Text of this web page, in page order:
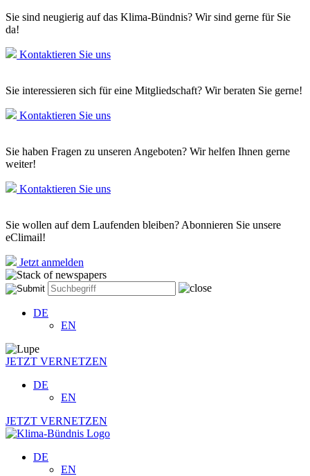
Sie sind neugierig auf das Klima-Bündnis? Wir sind gerne für Sie
da!
Kontaktieren Sie uns
Sie interessieren sich für eine Mitgliedschaft? Wir beraten Sie gerne!
Kontaktieren Sie uns
Sie haben Fragen zu unseren Angeboten? Wir helfen Ihnen gerne
weiter!
Kontaktieren Sie uns
Sie wollen auf dem Laufenden bleiben? Abonnieren Sie unsere
eClimail!
Jetzt anmelden
DE
EN
JETZT VERNETZEN
DE
EN
JETZT VERNETZEN
DE
EN